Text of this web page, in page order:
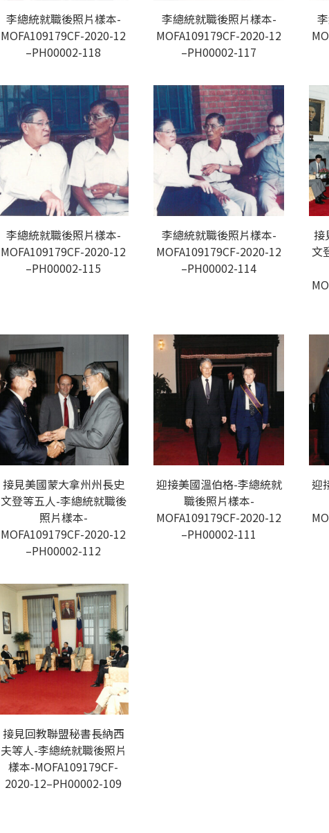
李總統就職後照片樣本-
MOFA109179CF-2020-12
–PH00002-118
李總統就職後照片樣本-
MOFA109179CF-2020-12
–PH00002-117
李總統就職後照片樣本-
MOFA109179CF-2020-12
–PH00002-115
李總統就職後照片樣本-
MOFA109179CF-2020-12
–PH00002-114
接
文
接見美國蒙大拿州州長史
文登等五人-李總統就職後
照片樣本-
MOFA109179CF-2020-12
–PH00002-112
迎接美國溫伯格-李總統就
職後照片樣本-
MOFA109179CF-2020-12
–PH00002-111
迎
接見回教聯盟秘書長納西
夫等人-李總統就職後照片
樣本-MOFA109179CF-
2020-12–PH00002-109